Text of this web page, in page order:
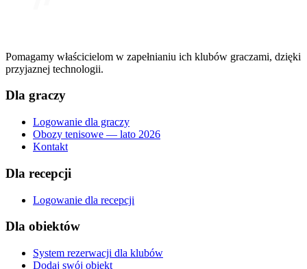
Pomagamy właścicielom w zapełnianiu ich klubów graczami, dzięki
przyjaznej technologii.
Dla graczy
Logowanie dla graczy
Obozy tenisowe — lato 2026
Kontakt
Dla recepcji
Logowanie dla recepcji
Dla obiektów
System rezerwacji dla klubów
Dodaj swój obiekt